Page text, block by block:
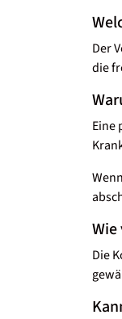
Der
die
Eine
Die